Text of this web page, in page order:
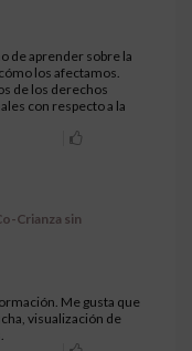
de aprender sobre la
los afectamos.
de los derechos
con respecto a la
Crianza sin
Me gusta que
visualización de